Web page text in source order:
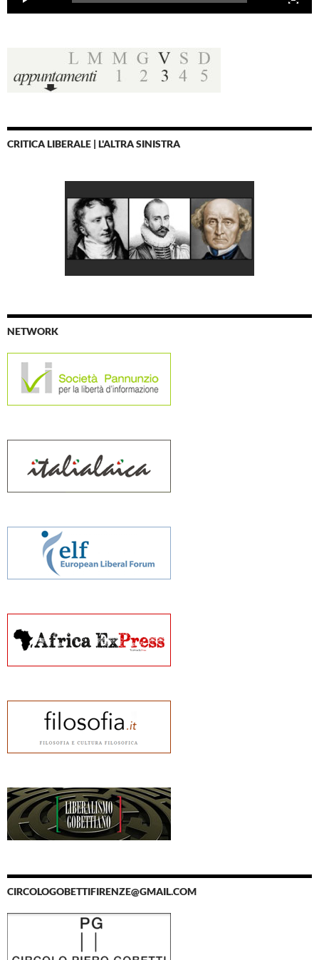
CRITICA LIBERALE | L'ALTRA SINISTRA
NETWORK
CIRCOLOGOBETTIFIRENZE@GMAIL.COM